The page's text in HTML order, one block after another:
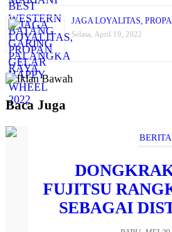
JAGA LOYALITAS,
Selasa, April 19, 2022
Baca Juga
BERITA
FUJITSU
SEBAGAI